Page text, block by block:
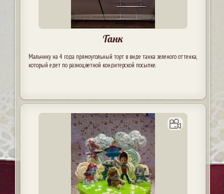
Танк
Мальчику на 4 года прямоугольный торт в виде танка зеленого оттенка,
который едет по разноцветной кондитерской посыпке.